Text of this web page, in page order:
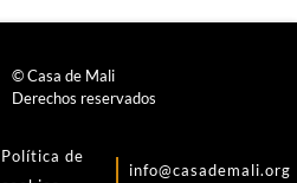
© Casa de Mali
Derechos reservados
Política de
info@casademali.org